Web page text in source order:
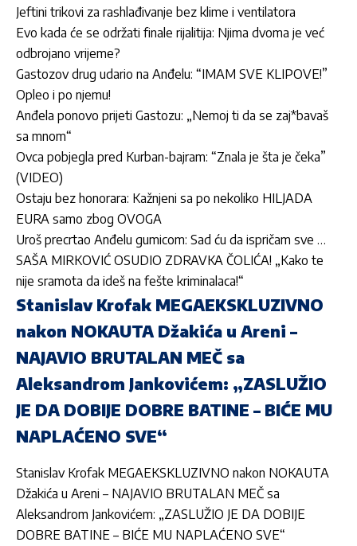
Jeftini trikovi za rashlađivanje bez klime i ventilatora
Evo kada će se održati finale rijalitija: Njima dvoma je već
odbrojano vrijeme?
Gastozov drug udario na Anđelu: “IMAM SVE KLIPOVE!”
Opleo i po njemu!
Anđela ponovo prijeti Gastozu: „Nemoj ti da se zaj*bavaš
sa mnom“
Ovca pobjegla pred Kurban-bajram: “Znala je šta je čeka”
(VIDEO)
Ostaju bez honorara: Kažnjeni sa po nekoliko HILJADA
EURA samo zbog OVOGA
Uroš precrtao Anđelu gumicom: Sad ću da ispričam sve …
SAŠA MIRKOVIĆ OSUDIO ZDRAVKA ČOLIĆA! „Kako te
nije sramota da ideš na fešte kriminalaca!“
Stanislav Krofak MEGAEKSKLUZIVNO
nakon NOKAUTA Džakića u Areni –
NAJAVIO BRUTALAN MEČ sa
Aleksandrom Jankovićem: „ZASLUŽIO
JE DA DOBIJE DOBRE BATINE – BIĆE MU
NAPLAĆENO SVE“
Stanislav Krofak MEGAEKSKLUZIVNO nakon NOKAUTA
Džakića u Areni – NAJAVIO BRUTALAN MEČ sa
Aleksandrom Jankovićem: „ZASLUŽIO JE DA DOBIJE
DOBRE BATINE – BIĆE MU NAPLAĆENO SVE“